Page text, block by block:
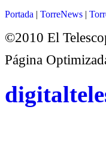
Portada | TorreNews |
©2010 El
Página